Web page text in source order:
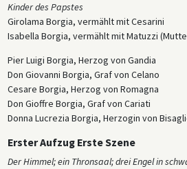
Kinder des Papstes
Girolama Borgia, vermählt mit Cesarini
Isabella Borgia, vermählt mit Matuzzi
Pier Luigi Borgia, Herzog von Gandia
Don Giovanni Borgia, Graf von Celano
Cesare Borgia, Herzog von Romagna
Don Gioffre Borgia, Graf von Cariati
Donna Lucrezia Borgia, Herzogin von
Erster Aufzug Erste Szene
Der Himmel; ein Thronsaal; drei Engel in